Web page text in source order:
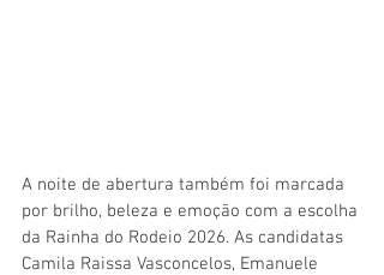
A noite de abertura também foi marcada
por brilho, beleza e emoção com a escolha
da Rainha do Rodeio 2026. As candidatas
Camila Raissa Vasconcelos, Emanuele